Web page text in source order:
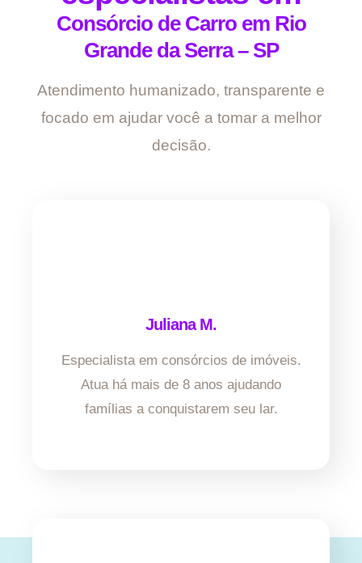
Consórcio de Carro em Rio
Grande da Serra – SP
Atendimento humanizado, transparente e
focado em ajudar você a tomar a melhor
decisão.
Juliana M.
Especialista em consórcios de imóveis.
Atua há mais de 8 anos ajudando
famílias a conquistarem seu lar.